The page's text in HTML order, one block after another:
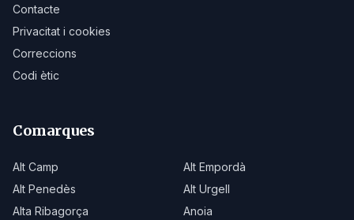
Contacte
Privacitat i cookies
Correccions
Codi ètic
Comarques
Alt Camp
Alt Empordà
Alt Penedès
Alt Urgell
Alta Ribagorça
Anoia